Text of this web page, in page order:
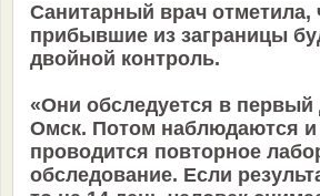
Санитарный врач отметила,
прибывшие из заграницы
двойной контроль.
«Они обследуется в
Омск. Потом наблюдаются и
проводится повторное
обследование. Если